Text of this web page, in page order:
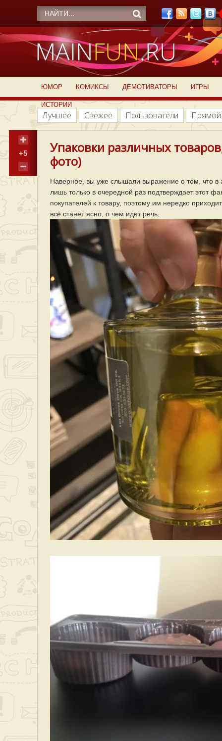
ЮМОР КОМИКСЫ ДЕМОТИВАТОРЫ ИГРЫ
ИСТОРИИ
Лучшее Свежее Пользователи
+5
Упаковки различных
фото)
Наверное, вы уже слышали выражение о том, что в
лишь только в очередной раз подтверждает этот
покупателей к товару, поэтому им нередко
всё станет ясно, о чем идет речь.